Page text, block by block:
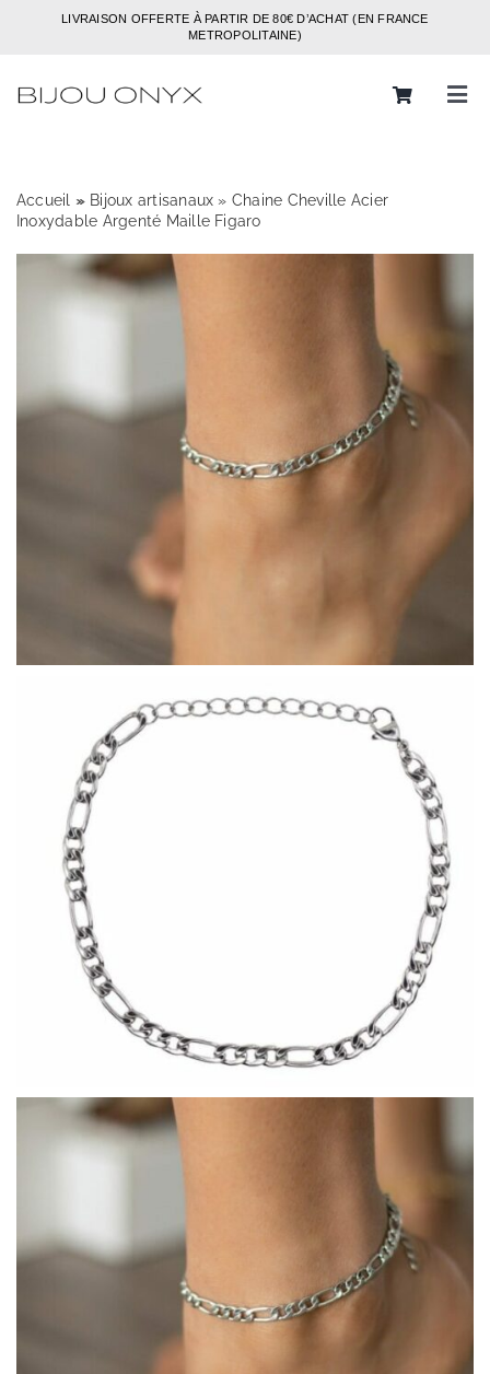
LIVRAISON OFFERTE À PARTIR DE 80€ D’ACHAT (EN FRANCE
METROPOLITAINE)
Bijoux
Bagues
Boucles d’oreilles
Colliers
COLLECTIONS DE BIJOUX
Idées Cadeaux
Accueil »
» Bijoux artisanaux » Chaine Cheville Acier
Inoxydable Argenté Maille Figaro